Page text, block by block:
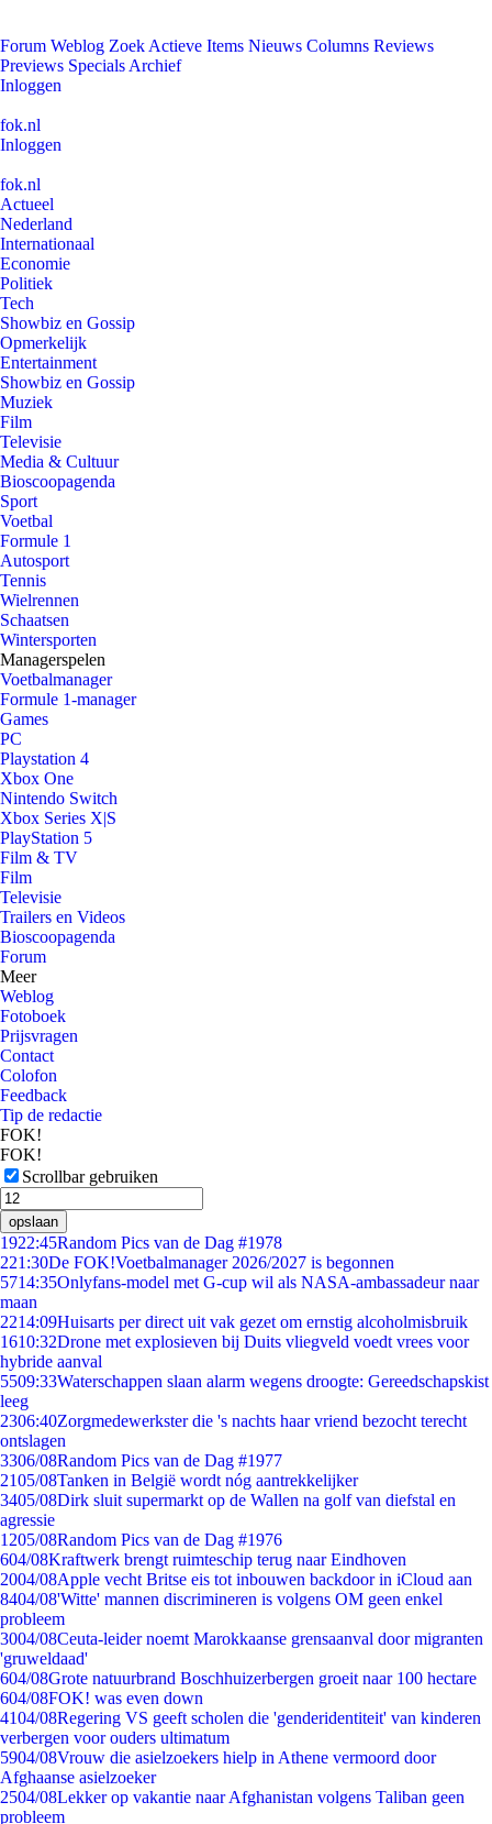
Forum Weblog Zoek Actieve Items Nieuws Columns Reviews
Previews Specials Archief
Inloggen
fok.nl
Inloggen
fok.nl
Actueel
Nederland
Internationaal
Economie
Politiek
Tech
Showbiz en Gossip
Opmerkelijk
Entertainment
Showbiz en Gossip
Muziek
Film
Televisie
Media & Cultuur
Bioscoopagenda
Sport
Voetbal
Formule 1
Autosport
Tennis
Wielrennen
Schaatsen
Wintersporten
Managerspelen
Voetbalmanager
Formule 1-manager
Games
PC
Playstation 4
Xbox One
Nintendo Switch
Xbox Series X|S
PlayStation 5
Film & TV
Film
Televisie
Trailers en Videos
Bioscoopagenda
Forum
Meer
Weblog
Fotoboek
Prijsvragen
Contact
Colofon
Feedback
Tip de redactie
FOK!
FOK!
Scrollbar gebruiken
opslaan
1922:45Random Pics van de Dag #1978
221:30De FOK!Voetbalmanager 2026/2027 is begonnen
5714:35Onlyfans-model met G-cup wil als NASA-ambassadeur naar
maan
2214:09Huisarts per direct uit vak gezet om ernstig alcoholmisbruik
1610:32Drone met explosieven bij Duits vliegveld voedt vrees voor
hybride aanval
5509:33Waterschappen slaan alarm wegens droogte: Gereedschapskist
leeg
2306:40Zorgmedewerkster die 's nachts haar vriend bezocht terecht
ontslagen
3306/08Random Pics van de Dag #1977
2105/08Tanken in België wordt nóg aantrekkelijker
3405/08Dirk sluit supermarkt op de Wallen na golf van diefstal en
agressie
1205/08Random Pics van de Dag #1976
604/08Kraftwerk brengt ruimteschip terug naar Eindhoven
2004/08Apple vecht Britse eis tot inbouwen backdoor in iCloud aan
8404/08'Witte' mannen discrimineren is volgens OM geen enkel
probleem
3004/08Ceuta-leider noemt Marokkaanse grensaanval door migranten
'gruweldaad'
604/08Grote natuurbrand Boschhuizerbergen groeit naar 100 hectare
604/08FOK! was even down
4104/08Regering VS geeft scholen die 'genderidentiteit' van kinderen
verbergen voor ouders ultimatum
5904/08Vrouw die asielzoekers hielp in Athene vermoord door
Afghaanse asielzoeker
2504/08Lekker op vakantie naar Afghanistan volgens Taliban geen
probleem